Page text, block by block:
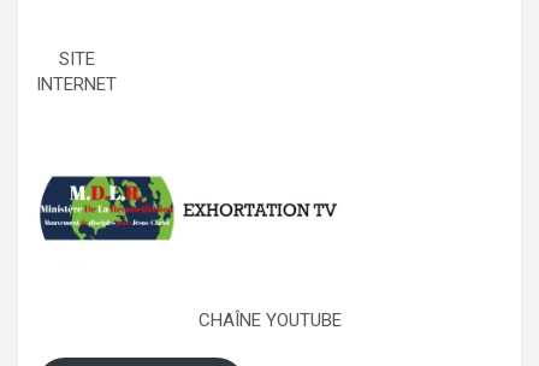
SITE
INTERNET
CHAÎNE YOUTUBE